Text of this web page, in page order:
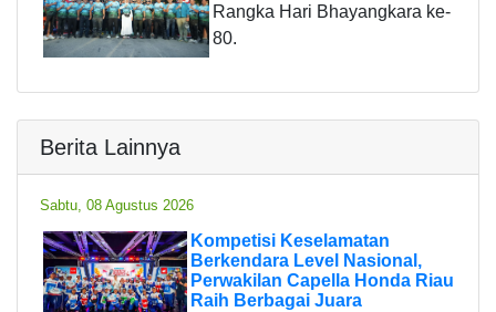
Rangka Hari Bhayangkara ke-
80.
Berita Lainnya
Sabtu, 08 Agustus 2026
Kompetisi Keselamatan
Berkendara Level Nasional,
Perwakilan Capella Honda Riau
Raih Berbagai Juara